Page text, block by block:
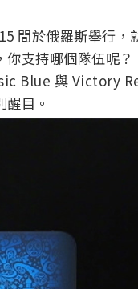
間於俄羅斯舉行
支持哪個隊伍呢
Blue 與 Victory
目。